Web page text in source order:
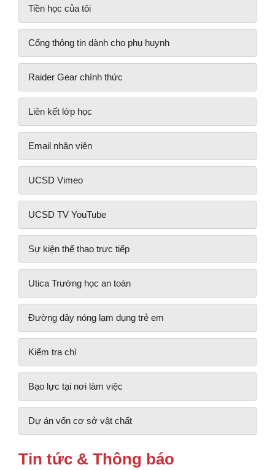
Tiền học của tôi
Cổng thông tin dành cho phụ huynh
Raider Gear chính thức
Liên kết lớp học
Email nhân viên
UCSD Vimeo
UCSD TV YouTube
Sự kiện thể thao trực tiếp
Utica Trường học an toàn
Đường dây nóng lạm dụng trẻ em
Kiểm tra chì
Bạo lực tại nơi làm việc
Dự án vốn cơ sở vật chất
Tin tức & Thông báo